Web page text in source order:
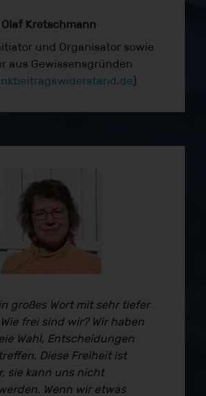
Olaf Kretschmann
und Organisator sowie
aus Gewissensgründen
)
großes Wort mit sehr tiefer
frei sind wir? Wir haben
Wahl, Entscheidungen
Diese Freiheit ist
sie kann uns nicht
Wenn wir etwas